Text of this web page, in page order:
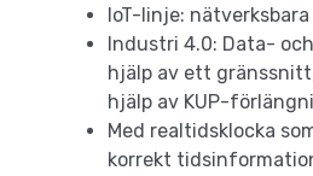
IoT-linje:
Industri 4.0: Data-
hjälp av ett
hjälp av KUP-
Med realtidsklocka
korrekt